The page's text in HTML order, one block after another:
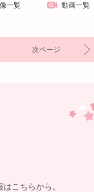
一覧 動画一覧
次ページ
こちらから。